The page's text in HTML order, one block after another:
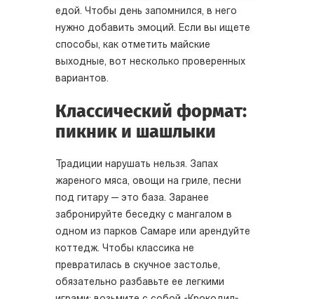
едой. Чтобы день запомнился, в него
нужно добавить эмоций. Если вы ищете
способы, как отметить майские
выходные, вот несколько проверенных
вариантов.
Классический формат:
пикник и шашлыки
Традиции нарушать нельзя. Запах
жареного мяса, овощи на гриле, песни
под гитару — это база. Заранее
забронируйте беседку с мангалом в
одном из парков Самаре или арендуйте
коттедж. Чтобы классика не
превратилась в скучное застолье,
обязательно разбавьте ее легкими